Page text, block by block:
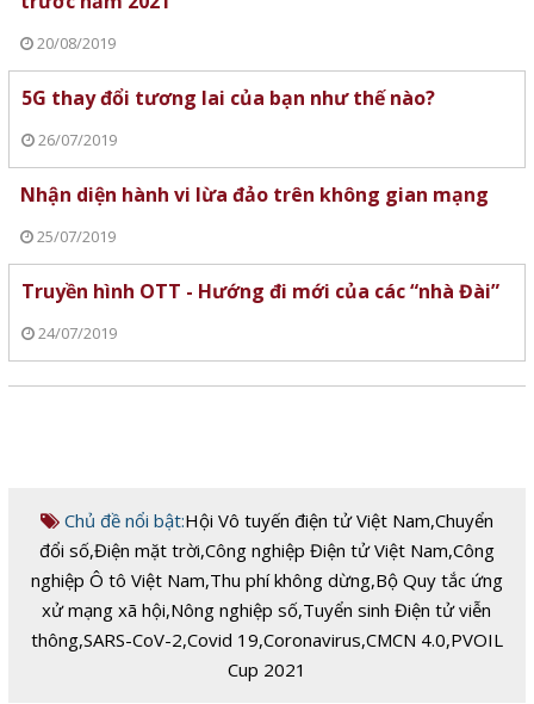
20/08/2019
5G thay đổi tương lai của bạn như thế nào?
26/07/2019
Nhận diện hành vi lừa đảo trên không gian mạng
25/07/2019
Truyền hình OTT - Hướng đi mới của các “nhà Đài”
24/07/2019
Chủ đề nổi bật:Hội Vô tuyến điện tử Việt Nam,Chuyển
đổi số,Điện mặt trời,Công nghiệp Điện tử Việt Nam,Công
nghiệp Ô tô Việt Nam,Thu phí không dừng,Bộ Quy tắc ứng
xử mạng xã hội,Nông nghiệp số,Tuyển sinh Điện tử viễn
thông,SARS-CoV-2,Covid 19,Coronavirus,CMCN 4.0,PVOIL
Cup 2021